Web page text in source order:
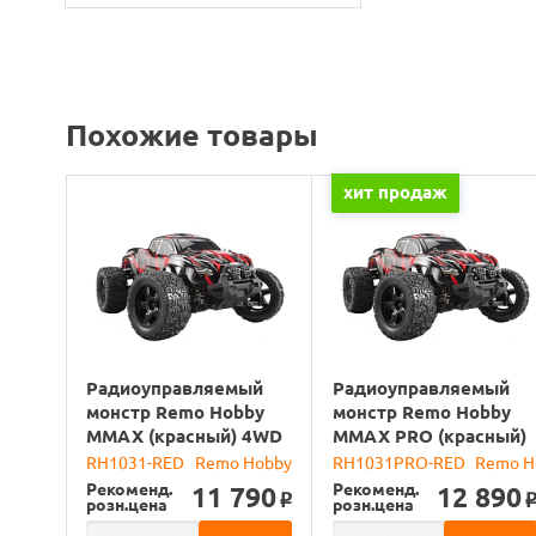
Похожие товары
Радиоуправляемый
монстр Remo Hobby
MMAX (красный) 4WD
2.4G 1/10 RTR
RH1031-RED Remo Hobby
Рекоменд.
розн.цена 11 790o
хит продаж
Радиоуправляемый
монстр Remo Hobby
MMAX PRO (красный)
Li-Po 4WD 2.4G 1/10
RTR
RH1031PRO-RED Remo
Рекоменд.
розн.цена 12 890 o